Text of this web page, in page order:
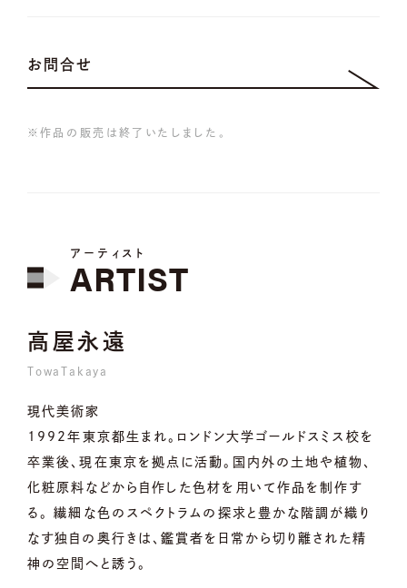
お問合せ
※作品の販売は終了いたしました。
アーティスト
ARTIST
高屋永遠
TowaTakaya
現代美術家
1992年東京都生まれ。ロンドン大学ゴールドスミス校を
卒業後、現在東京を拠点に活動。国内外の土地や植物、
化粧原料などから自作した色材を用いて作品を制作す
る。 繊細な色のスペクトラムの探求と豊かな階調が織り
なす独自の奥行きは、鑑賞者を日常から切り離された精
神の空間へと誘う。